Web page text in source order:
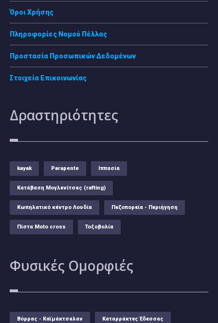
Όροι Χρήσης
Πληροφορίες Νομού Πέλλας
Προστασία Προσωπικών Δεδομένων
Στοιχεία Επικοινωνίας
Δραστηριότητες
kayak Parapente Ιππασία
Κατάβαση Μογλενίτσας (rafting)
Κωπηλατικό κέντρο Λουδία Πεζοπορεία - Περιήγηση
Πίστα Moto cross Τοξοβολία
Φυσικές Ομορφιές
Βόρρας - Καϊμάκτσαλαν Καταρράκτες Έδεσσας